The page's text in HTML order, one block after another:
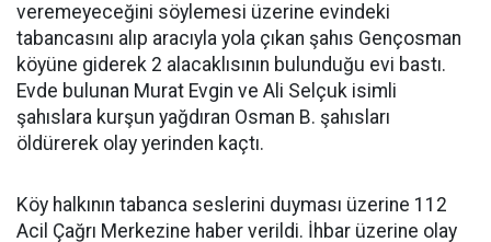
veremeyeceğini söylemesi üzerine evindeki
tabancasını alıp aracıyla yola çıkan şahıs Gençosman
köyüne giderek 2 alacaklısının bulunduğu evi bastı.
Evde bulunan Murat Evgin ve Ali Selçuk isimli
şahıslara kurşun yağdıran Osman B. şahısları
öldürerek olay yerinden kaçtı.
Köy halkının tabanca seslerini duyması üzerine 112
Acil Çağrı Merkezine haber verildi. İhbar üzerine olay